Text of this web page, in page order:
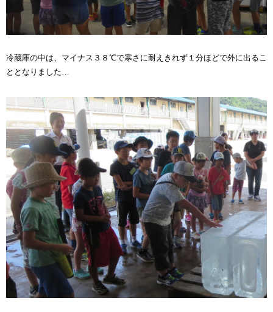
冷蔵庫の中は、マイナス３８℃で寒さに耐えきれず１分ほどで外に出るこ
ととなりました…